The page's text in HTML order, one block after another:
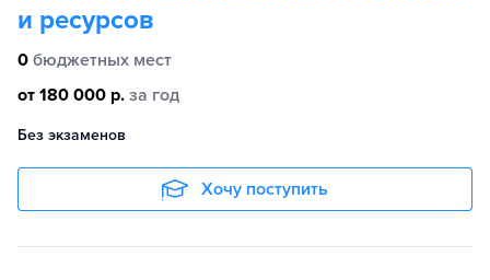
и ресурсов
0 бюджетных мест
от 180 000 р. за год
Без экзаменов
Хочу поступить